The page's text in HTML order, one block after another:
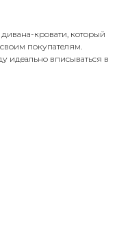
кровати, который
покупателям.
идеально вписываться в